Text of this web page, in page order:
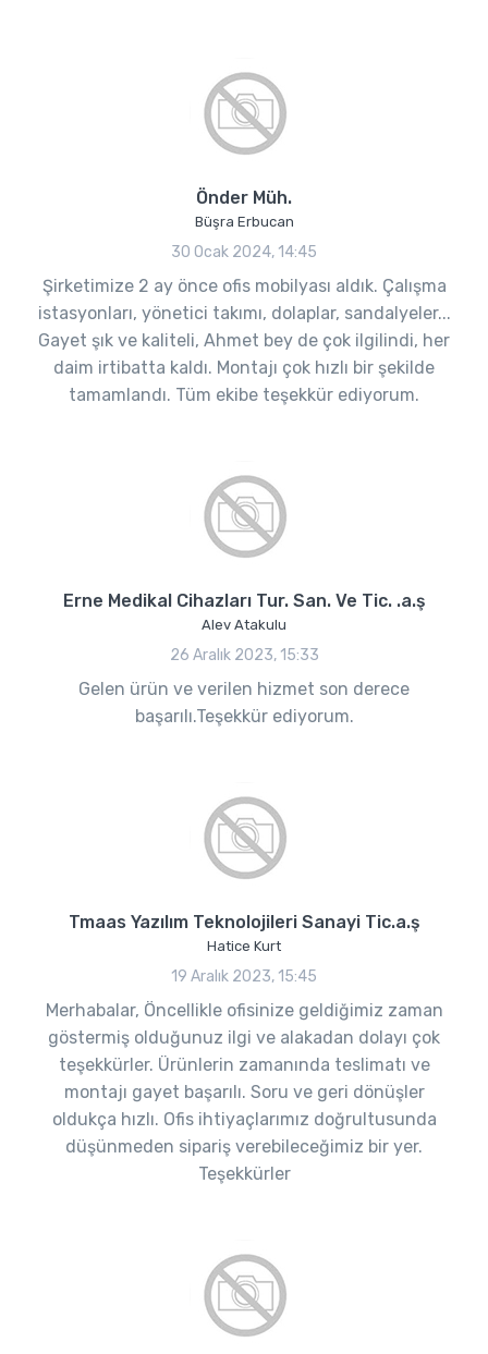
Önder Müh.
Büşra Erbucan
30 Ocak 2024, 14:45
Şirketimize 2 ay önce ofis mobilyası aldık. Çalışma
istasyonları, yönetici takımı, dolaplar, sandalyeler...
Gayet şık ve kaliteli, Ahmet bey de çok ilgilindi, her
daim irtibatta kaldı. Montajı çok hızlı bir şekilde
tamamlandı. Tüm ekibe teşekkür ediyorum.
Erne Medikal Cihazları Tur. San. Ve Tic. .a.ş
Alev Atakulu
26 Aralık 2023, 15:33
Gelen ürün ve verilen hizmet son derece
başarılı.Teşekkür ediyorum.
Tmaas Yazılım Teknolojileri Sanayi Tic.a.ş
Hatice Kurt
19 Aralık 2023, 15:45
Merhabalar, Öncellikle ofisinize geldiğimiz zaman
göstermiş olduğunuz ilgi ve alakadan dolayı çok
teşekkürler. Ürünlerin zamanında teslimatı ve
montajı gayet başarılı. Soru ve geri dönüşler
oldukça hızlı. Ofis ihtiyaçlarımız doğrultusunda
düşünmeden sipariş verebileceğimiz bir yer.
Teşekkürler